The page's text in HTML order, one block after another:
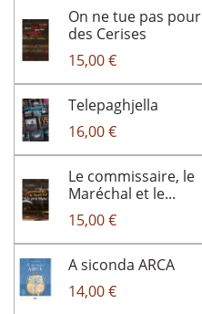
On ne tue pas pour
des Cerises
15,00 €
Telepaghjella
16,00 €
Le commissaire, le
Maréchal et le...
15,00 €
A siconda ARCA
14,00 €